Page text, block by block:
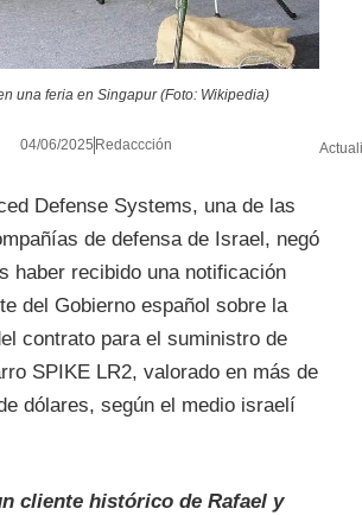
una feria en Singapur (Foto: Wikipedia)
04/06/2025 Redaccción
Defense Systems, una de las
de defensa de Israel, negó
haber recibido una notificación
del Gobierno español sobre la
contrato para el suministro de
SPIKE LR2, valorado en más de
dólares, según el medio israelí
cliente histórico de Rafael y